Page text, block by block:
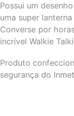
Possui um
uma super
Converse por
incrível Walkie
Produto
segurança do